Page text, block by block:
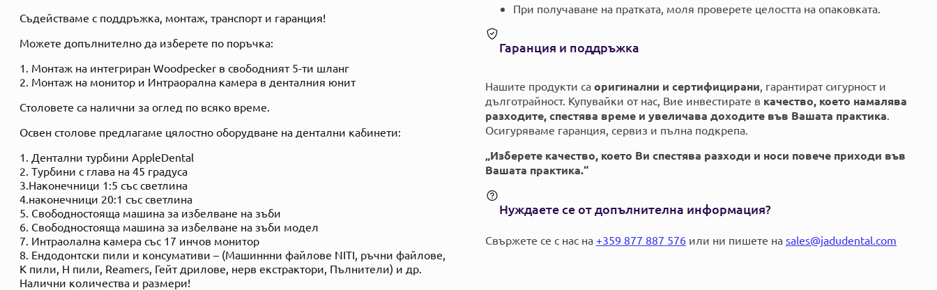
Съдействаме с поддръжка, монтаж, транспорт и гаранция!
Можете допълнително да изберете по поръчка:
1. Монтаж на интегриран Woodpecker в свободният 5-ти шланг
2. Монтаж на монитор и Интраорална камера в денталния юнит
Столовете са налични за оглед по всяко време.
Освен столове предлагаме цялостно оборудване на дентални кабинети:
1. Дентални турбини AppleDental
2. Турбини с глава на 45 градуса
3.Наконечници 1:5 със светлина
4.наконечници 20:1 със светлина
5. Свободностояща машина за избелване на зъби
6. Свободностояща машина за избелване на зъби модел
7. Интраолална камера със 17 инчов монитор
8. Ендодонтски пили и консумативи – (Машиннни файлове NITI, ръчни файлове,
К пили, H пили, Reamers, Гейт дрилове, нерв екстрактори, Пълнители) и др.
Налични количества и размери!
При получаване на пратката, моля проверете целостта на опаковката.
Гаранция и поддръжка
Нашите продукти са оригинални и сертифицирани , гарантират сигурност и
дълготрайност. Купувайки от нас, Вие инвестирате в качество, което намалява
разходите, спестява време и увеличава доходите във Вашата практика
Осигуряваме гаранция, сервиз и пълна подкрепа.
„Изберете качество, което Ви спестява разходи и носи повече приходи във
Вашата практика.“
Нуждаете се от допълнителна информация?
Свържете се с нас на +359 877 887 576или ни пишете на sales@jadudental.com